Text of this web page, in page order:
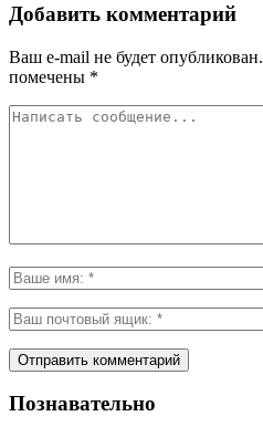
Добавить комментарий
Ваш e-mail не будет опубликован.
помечены *
Познавательно